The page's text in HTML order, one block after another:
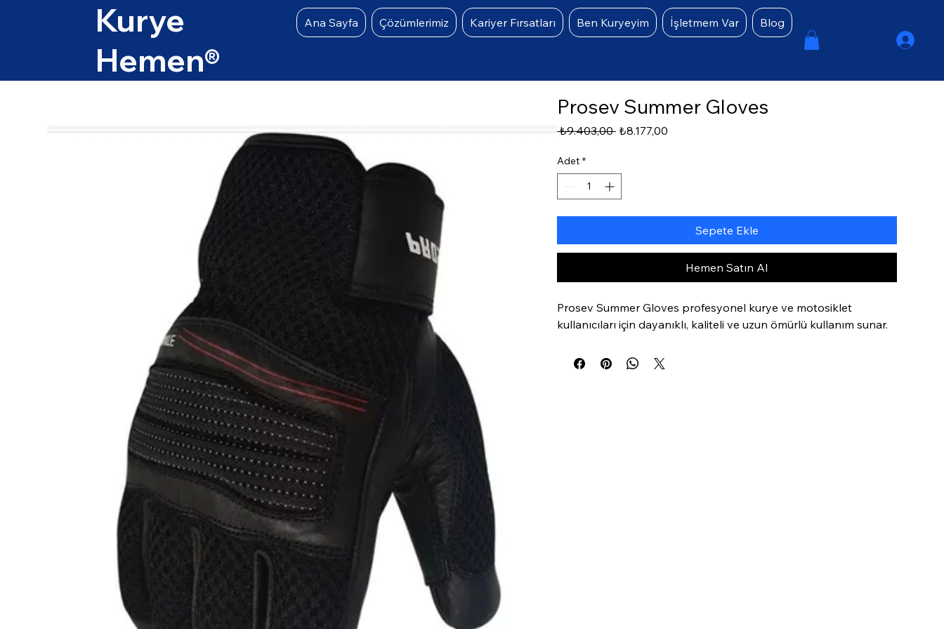
Kurye
Hemen®
Ana Sayfa Çözümlerimiz Kariyer Fırsatları Ben Kuryeyim İşletmem Var Blog
Prosev Summer Gloves
₺9.403,00 Normal
₺8.177,00İndirimli
Adet *
Sepete Ekle
Hemen Satın Al
Prosev Summer Gloves profesyonel kurye ve motosiklet
kullanıcıları için dayanıklı, kaliteli ve uzun ömürlü kullanım sunar.